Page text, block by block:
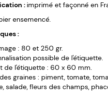
: imprimé et façonné en
ensemencé.
:
: 80 et 250 gr.
possible de l'étiquette.
de l'étiquette : 60 x 60 mm.
graines : piment, tomate,
salade, fleurs des champs,